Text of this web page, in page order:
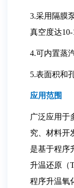
3.采用隔膜
真空度达10-
4.可内置蒸
5.表面积和
应用范围
广泛应用于
究、材料开
是基于程序
升温还原（
程序升温氧